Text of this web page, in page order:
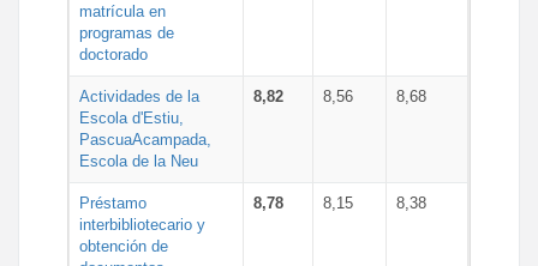
matrícula en
programas de
doctorado
Actividades de la
Escola d'Estiu,
PascuaAcampada,
Escola de la Neu
8,82 8,56 8,68
Préstamo
interbibliotecario y
obtención de
8,78 8,15 8,38